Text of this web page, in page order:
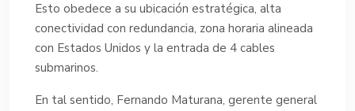
Esto obedece a su ubicación estratégica, alta
conectividad con redundancia, zona horaria alineada
con Estados Unidos y la entrada de 4 cables
submarinos.
En tal sentido, Fernando Maturana, gerente general